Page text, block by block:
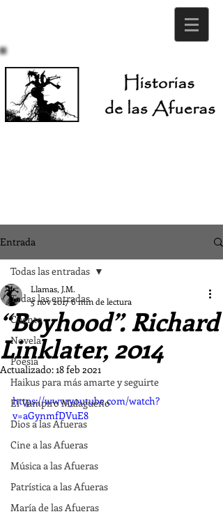
Entrada
Todas las entradas
Cuento
Novela
Poesía
Haikus para más amarte y seguirte
El Vampiro Malagueño
Dios a las Afueras
Cine a las Afueras
Música a las Afueras
Patrística a las Afueras
María de las Afueras
Todas las entradas
“Boyhood”. Richard
Linklater, 2014
Llamas, J.M.
5 nov 20176 min de lectura
Actualizado:18 feb 2021
https://www.youtube.com/watch?
v=aGynmfDVuE8